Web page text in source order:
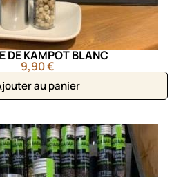
DE KAMPOT BLANC
9,90 €
au panier